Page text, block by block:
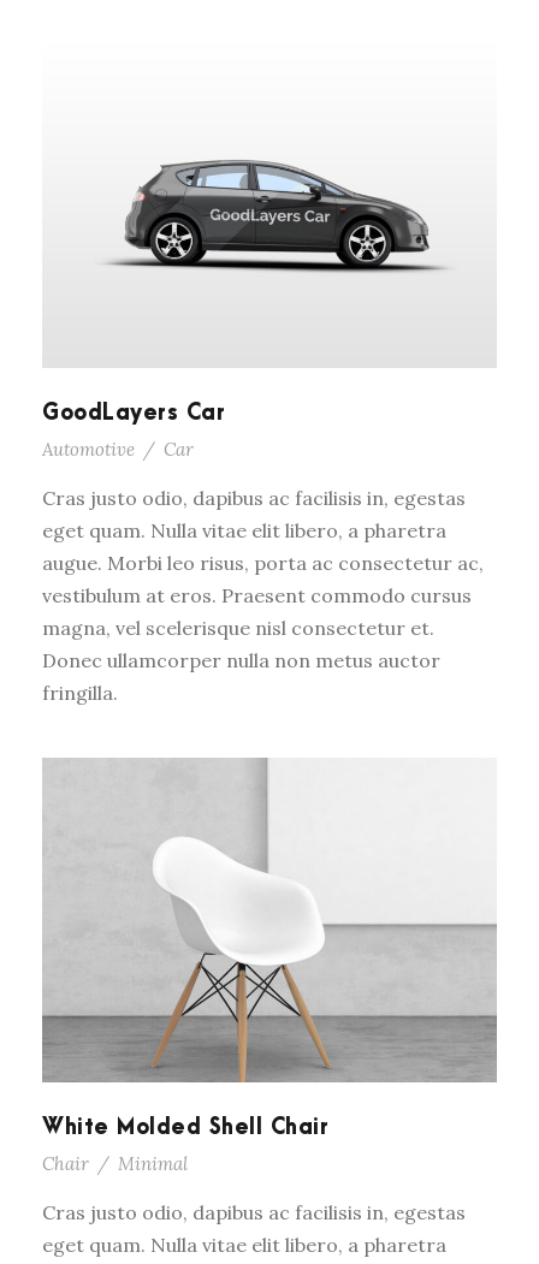
GoodLayers Car
Automotive / Car
Cras justo odio, dapibus ac facilisis in, egestas
eget quam. Nulla vitae elit libero, a pharetra
augue. Morbi leo risus, porta ac consectetur ac,
vestibulum at eros. Praesent commodo cursus
magna, vel scelerisque nisl consectetur et.
Donec ullamcorper nulla non metus auctor
fringilla.
White Molded Shell Chair
Chair / Minimal
Cras justo odio, dapibus ac facilisis in, egestas
eget quam. Nulla vitae elit libero, a pharetra